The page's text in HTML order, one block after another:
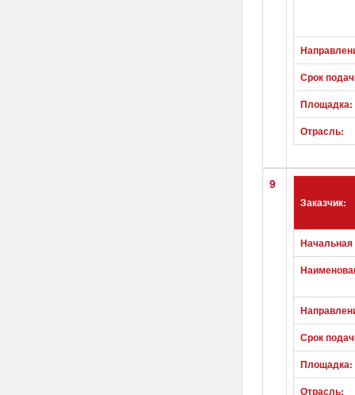
Срок
Площадка:
Отрасль:
9
Заказчик:
Начальная
Срок
Площадка:
Отрасль: